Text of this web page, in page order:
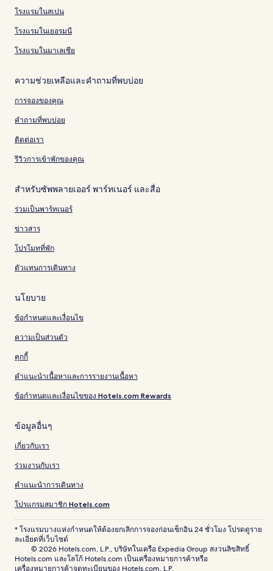
โรงแรมในสเปน
โรงแรมในเยอรมนี
โรงแรมในมาเลเซีย
ความช่วยเหลือและคำถามที่พบบ่อย
การจองของคุณ
คำถามที่พบบ่อย
ติดต่อเรา
รีวิวการเข้าพักของคุณ
สำหรับซัพพลายเออร์ พาร์ทเนอร์ และสื่อ
ร่วมเป็นพาร์ทเนอร์
ข่าวสาร
โปรโมทที่พัก
ตัวแทนการเดินทาง
นโยบาย
ข้อกำหนดและเงื่อนไข
ความเป็นส่วนตัว
คุกกี้
คำแนะนำเนื้อหาและการรายงานเนื้อหา
ข้อกำหนดและเงื่อนไขของ Hotels.com Rewards
ข้อมูลอื่นๆ
เกี่ยวกับเรา
ร่วมงานกับเรา
คำแนะนำการเดินทาง
โปรแกรมสมาชิก Hotels.com
* โรงแรมบางแห่งกำหนดให้ต้องยกเลิกการจองก่อนเช็กอิน 24 ชั่วโมง โปรดดูราย
ละเอียดที่เว็บไซต์
© 2026 Hotels.com, L.P., บริษัทในเครือ Expedia Group สงวนลิขสิทธิ์
Hotels.com และโลโก้ Hotels.com เป็นเครื่องหมายการค้าหรือ
เครื่องหมายการค้าจดทะเบียนของ Hotels.com, L.P.